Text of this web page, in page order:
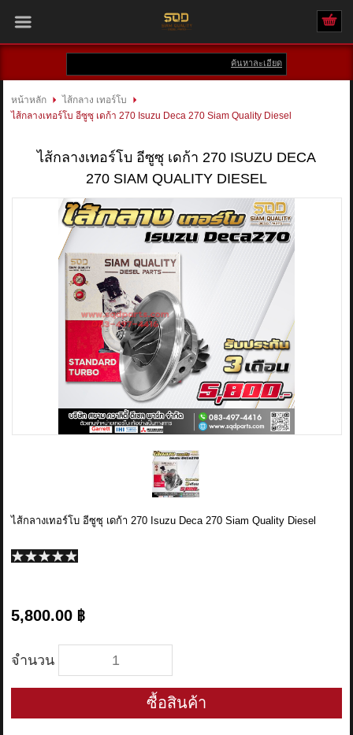
สินค้าที่สนใจ( 0 )
หน้าหลัก
สินค้า
บัญชีผู้ใช้
ติดต่อเรา
รีวิวลูกค้า2
RETURN AND REFUND POLICY
ค้นหาละเอียด
หน้าหลัก
ไส้กลาง เทอร์โบ
ไส้กลางเทอร์โบ อีซูซุ เดก้า 270 Isuzu Deca 270 Siam Quality Diesel
ไส้กลางเทอร์โบ อีซูซุ เดก้า 270 ISUZU DECA
270 SIAM QUALITY DIESEL
ไส้กลางเทอร์โบ อีซูซุ เดก้า 270 Isuzu Deca 270 Siam Quality Diesel
5,800.00 ฿
จำนวน
ซื้อสินค้า